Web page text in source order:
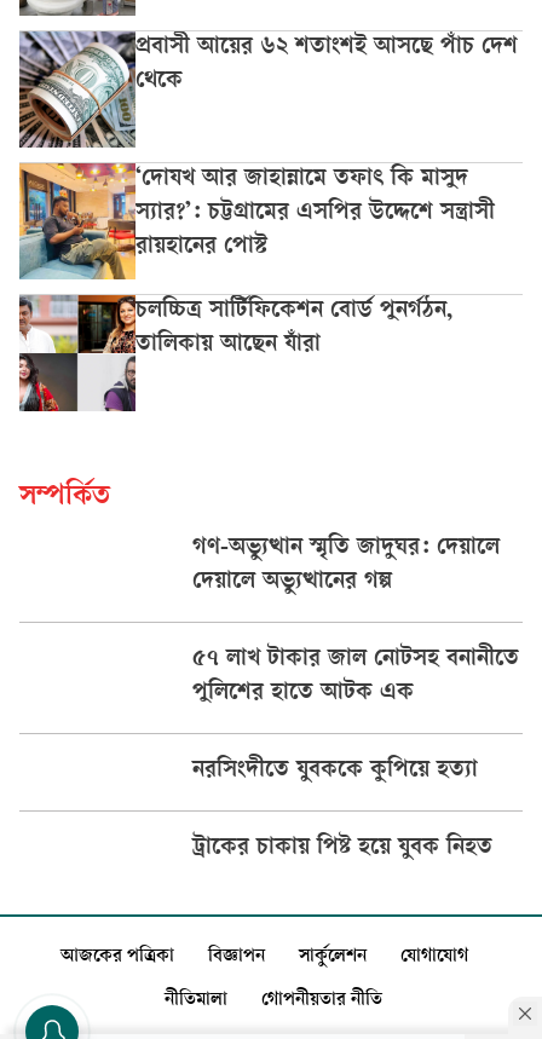
প্রবাসী আয়ের ৬২ শতাংশই আসছে পাঁচ দেশ
থেকে
‘দোযখ আর জাহান্নামে তফাৎ কি মাসুদ
স্যার?’: চট্টগ্রামের এসপির উদ্দেশে সন্ত্রাসী
রায়হানের পোস্ট
চলচ্চিত্র সার্টিফিকেশন বোর্ড পুনর্গঠন,
তালিকায় আছেন যাঁরা
সম্পর্কিত
গণ-অভ্যুত্থান স্মৃতি জাদুঘর: দেয়ালে
দেয়ালে অভ্যুত্থানের গল্প
৫৭ লাখ টাকার জাল নোটসহ বনানীতে
পুলিশের হাতে আটক এক
নরসিংদীতে যুবককে কুপিয়ে হত্যা
ট্রাকের চাকায় পিষ্ট হয়ে যুবক নিহত
আজকের পত্রিকা বিজ্ঞাপন সার্কুলেশন যোগাযোগ
নীতিমালা গোপনীয়তার নীতি